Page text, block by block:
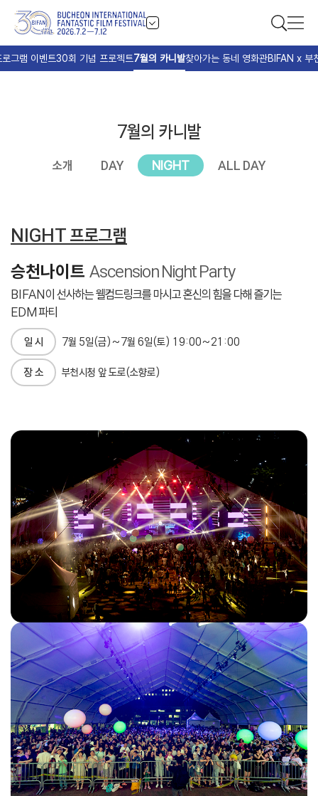
로그램 이벤트30회 기념 프로젝트7월의 카니발찾아가는 동네 영화관BIFAN x 부
7월의 카니발
소개 DAY NIGHT ALL DAY
NIGHT 프로그램
승천나이트 Ascension Night Party
BIFAN이 선사하는 웰컴드링크를 마시고 혼신의 힘을 다해 즐기는
EDM 파티
일 시 7월 5일(금)~7월 6일(토) 19:00~21:00
장 소 부천시청 앞 도로(소향로)